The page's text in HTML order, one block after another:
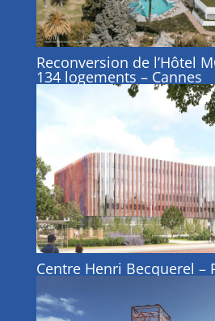
Reconversion de l’Hôtel
134 logements – Cannes
Centre Henri Becquerel –